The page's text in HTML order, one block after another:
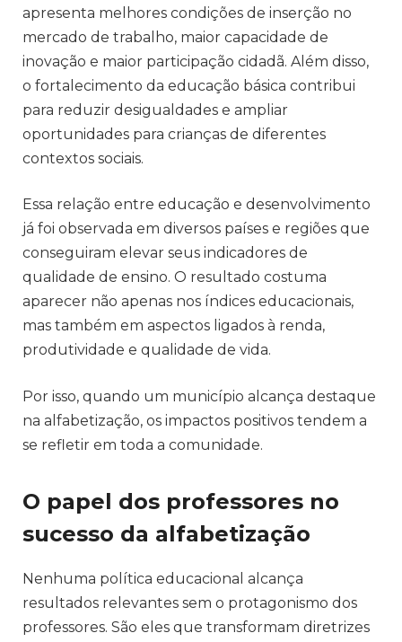
apresenta melhores condições de inserção no
mercado de trabalho, maior capacidade de
inovação e maior participação cidadã. Além disso,
o fortalecimento da educação básica contribui
para reduzir desigualdades e ampliar
oportunidades para crianças de diferentes
contextos sociais.
Essa relação entre educação e desenvolvimento
já foi observada em diversos países e regiões que
conseguiram elevar seus indicadores de
qualidade de ensino. O resultado costuma
aparecer não apenas nos índices educacionais,
mas também em aspectos ligados à renda,
produtividade e qualidade de vida.
Por isso, quando um município alcança destaque
na alfabetização, os impactos positivos tendem a
se refletir em toda a comunidade.
O papel dos professores no
sucesso da alfabetização
Nenhuma política educacional alcança
resultados relevantes sem o protagonismo dos
professores. São eles que transformam diretrizes